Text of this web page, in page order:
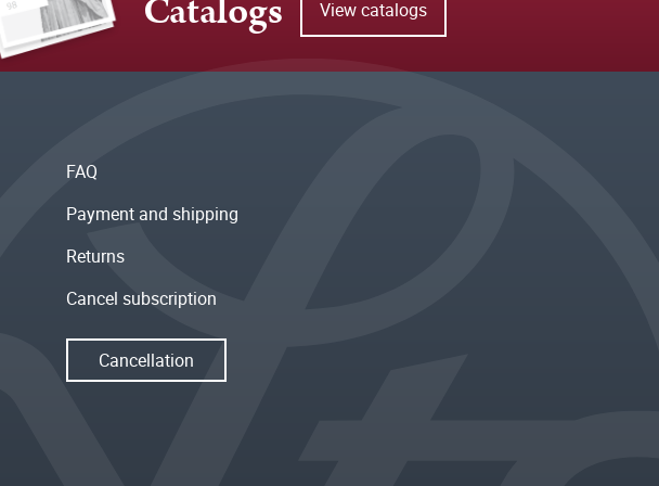
Catalogs View catalogs
FAQ
Payment and shipping
Returns
Cancel subscription
Cancellation